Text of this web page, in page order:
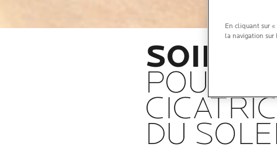
SOIN
DU
En cliquant sur «
la navigation sur